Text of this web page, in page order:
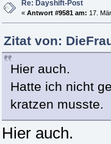
Re: Dayshift-Post
« Antwort #9581 am: 17.
Zitat von:
Hier auch.
Hatte ich nicht
kratzen musste.
Hier auch.